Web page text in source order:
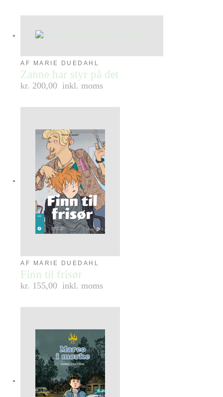
AF MARIE DUEDAHL
Zanne har styr på det
kr. 200,00 inkl. moms
AF MARIE DUEDAHL
Finn til frisør
kr. 155,00 inkl. moms